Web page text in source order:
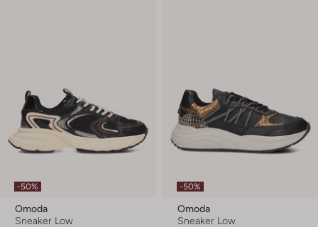
-50%
Omoda
Sneaker Low
-50%
Omoda
Sneaker Low